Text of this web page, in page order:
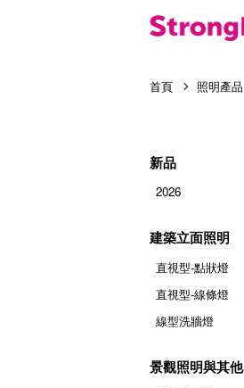
首頁 照明產品
新品
2026
建築立面照明
直視型-點狀燈
直視型-線條燈
線型洗牆燈
景觀照明與其他